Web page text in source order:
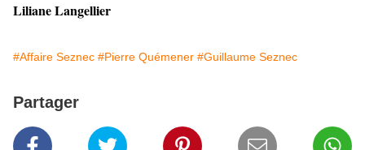
Liliane Langellier
#Affaire Seznec #Pierre Quémener #Guillaume Seznec
Partager